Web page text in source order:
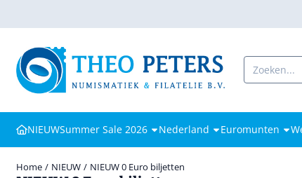
Zoeken
NIEUWSummer Sale 2026 Nederland Euromunten
Home / NIEUW / NIEUW 0 Euro biljetten